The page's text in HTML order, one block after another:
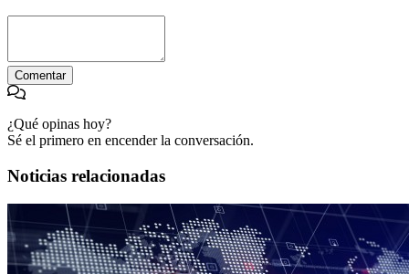
Comentar
¿Qué opinas hoy?
Sé el primero en encender la conversación.
Noticias relacionadas